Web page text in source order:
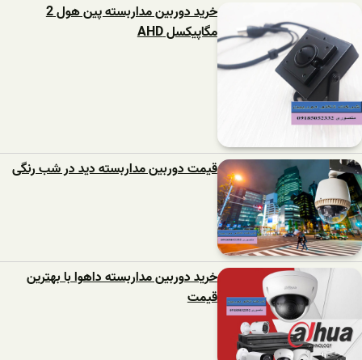
خرید دوربین مداربسته پین هول 2
مگاپیکسل AHD
قیمت دوربین مداربسته دید در شب رنگی
خرید دوربین مداربسته داهوا با بهترین
قیمت